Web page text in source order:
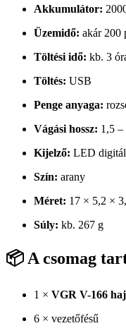
Akkumulátor:
Üzemidő: akár 200
Töltési idő: kb. 3
Töltés: USB
Penge anyaga:
Vágási hossz: 1,5 –
Kijelző: LED
Szín: arany
Méret: 17 × 5,2 ×
Súly: kb. 267 g
📦 A csomag
1 × VGR V-166
6 × vezetőfésű